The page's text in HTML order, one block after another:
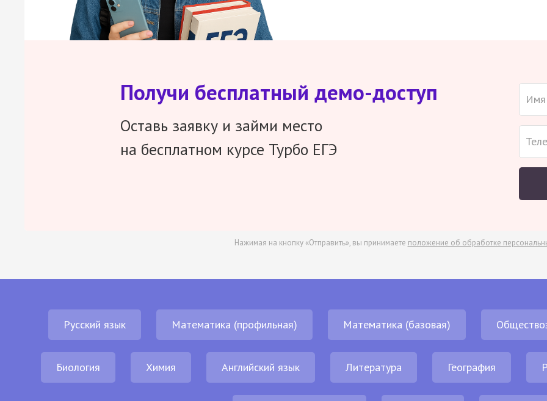
Получи бесплатный демо-доступ
Оставь заявку и займи место
на бесплатном курсе Турбо ЕГЭ
Нажимая на кнопку «Отправить», вы принимаете положение об обработке
Русский язык Математика (профильная) Математика (базовая)
Биология Химия Английский язык Литература География